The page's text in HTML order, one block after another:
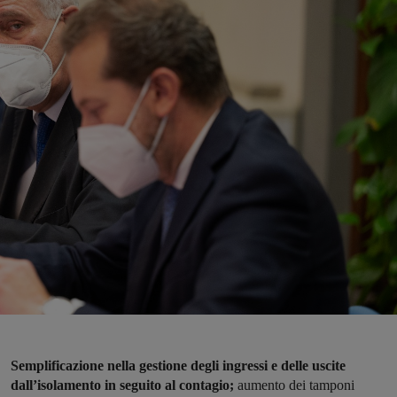
Semplificazione nella gestione degli ingressi e delle uscite
dall’isolamento in seguito al contagio; aumento dei tamponi